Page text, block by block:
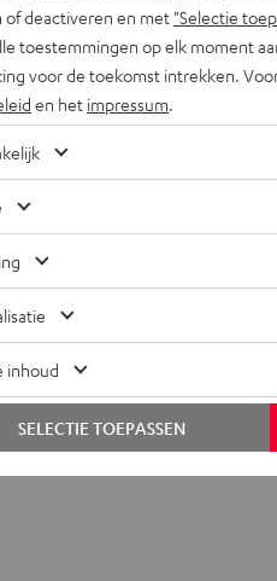
of deactiveren en met "Selectie
toestemmingen op elk moment
voor de toekomst intrekken.
en het impressum.
inhoud
SELECTIE TOEPASSEN